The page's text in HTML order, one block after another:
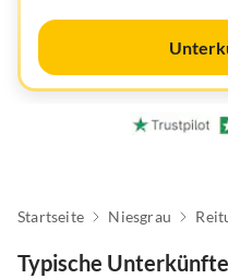
Startseite Niesgrau
Typische